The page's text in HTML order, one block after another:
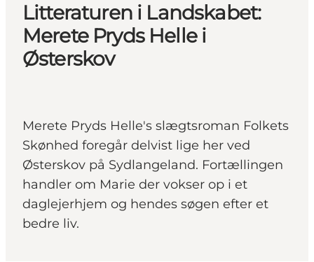
Litteraturen i Landskabet:
Merete Pryds Helle i
Østerskov
Merete Pryds Helle's slægtsroman Folkets
Skønhed foregår delvist lige her ved
Østerskov på Sydlangeland. Fortællingen
handler om Marie der vokser op i et
daglejerhjem og hendes søgen efter et
bedre liv.